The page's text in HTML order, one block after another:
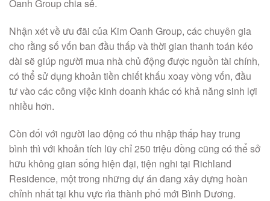
Oanh Group chia sẻ.
Nhận xét về ưu đãi của Kim Oanh Group, các chuyên gia
cho rằng số vốn ban đầu thấp và thời gian thanh toán kéo
dài sẽ giúp người mua nhà chủ động được nguồn tài chính,
có thể sử dụng khoản tiền chiết khấu xoay vòng vốn, đầu
tư vào các công việc kinh doanh khác có khả năng sinh lợi
nhiều hơn.
Còn đối với người lao động có thu nhập thấp hay trung
bình thì với khoản tích lũy chỉ 250 triệu đồng cũng có thể sở
hữu không gian sống hiện đại, tiện nghi tại Richland
Residence, một trong những dự án đang xây dựng hoàn
chỉnh nhất tại khu vực rìa thành phố mới Bình Dương.